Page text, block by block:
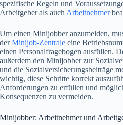
spezifische Regeln und
Arbeitgeber als auch Arbeitnehmer
Um einen Minijobber anzumelden,
derMinijob-Zentrale eine
einen Personalfragebogen ausfüllen.
außerdem den Minijobber zur
und die Sozialversicherungsbeiträge
wichtig, diese Schritte korrekt
Anforderungen zu erfüllen und
Konsequenzen zu vermeiden.
Minijobber: Arbeitnehmer und